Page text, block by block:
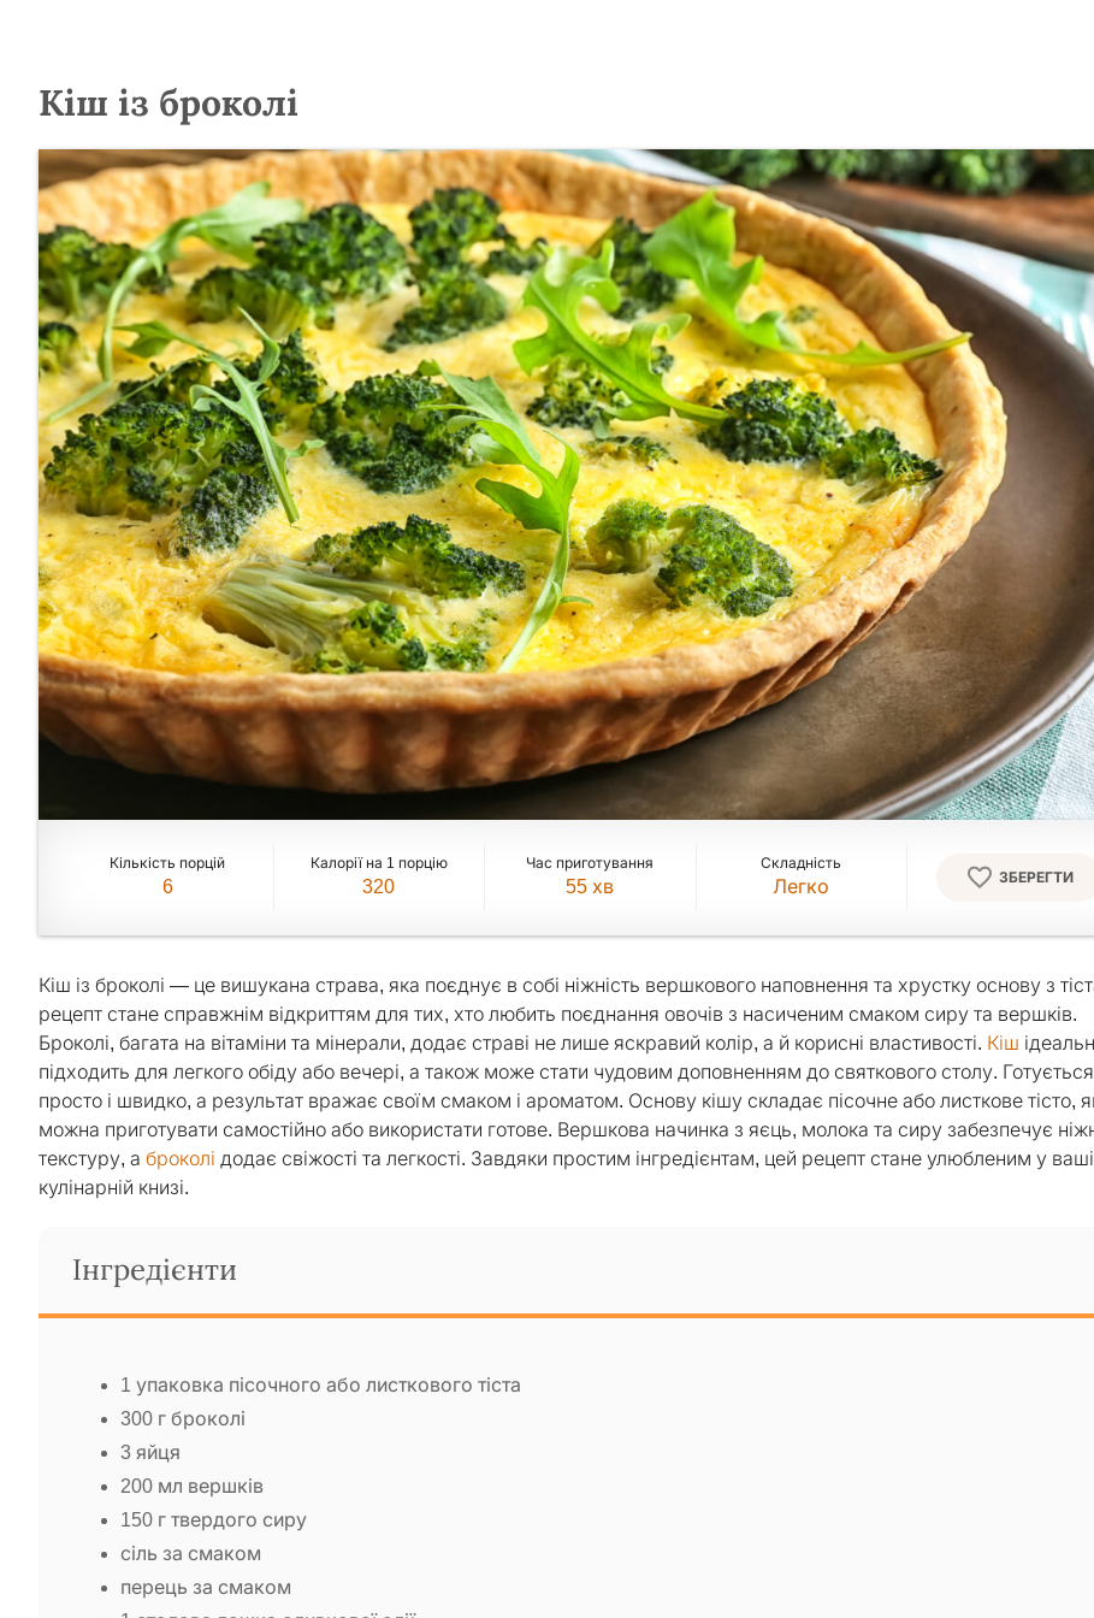
Кіш із броколі
Кількість порцій
6
Калорії на 1 порцію
320
Час приготування
55 хв
Складність
Легко ЗБЕРЕГТИ
Кіш із броколі — це вишукана страва, яка поєднує в собі ніжність вершкового наповнення та хрустку основу з
рецепт стане справжнім відкриттям для тих, хто любить поєднання овочів з насиченим смаком сиру та вершків.
Броколі, багата на вітаміни та мінерали, додає страві не лише яскравий колір, а й корисні властивості. Кіш
підходить для легкого обіду або вечері, а також може стати чудовим доповненням до святкового столу. Готується
просто і швидко, а результат вражає своїм смаком і ароматом. Основу кішу складає пісочне або листкове тісто,
можна приготувати самостійно або використати готове. Вершкова начинка з яєць, молока та сиру забезпечує
текстуру, а броколі додає свіжості та легкості. Завдяки простим інгредієнтам, цей рецепт стане улюбленим у
кулінарній книзі.
Інгредієнти
1 упаковка пісочного або листкового тіста
300 г броколі
3 яйця
200 мл вершків
150 г твердого сиру
сіль за смаком
перець за смаком